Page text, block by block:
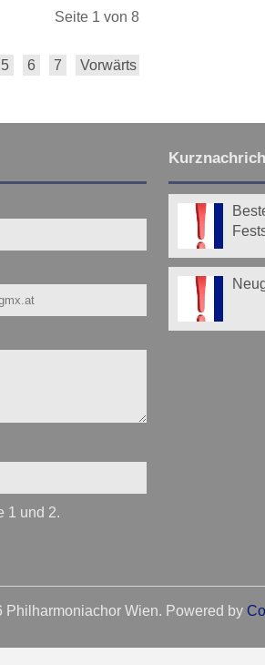
Seite 1 von 8
5 6 7 Vorwärts
1 und 2.
Philharmoniachor Wien. Powered by